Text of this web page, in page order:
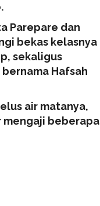
Parepare dan
bekas kelasnya
sekaligus
Hafsah
air matanya,
mengaji beberapa